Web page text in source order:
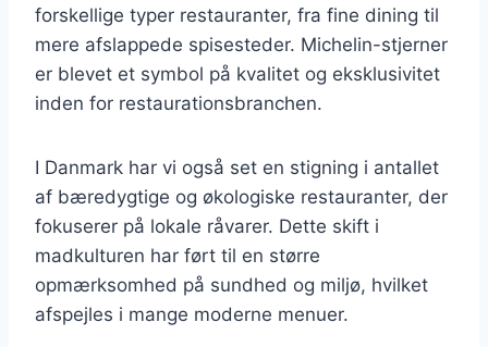
forskellige typer restauranter, fra fine dining til
mere afslappede spisesteder. Michelin-stjerner
er blevet et symbol på kvalitet og eksklusivitet
inden for restaurationsbranchen.
I Danmark har vi også set en stigning i antallet
af bæredygtige og økologiske restauranter, der
fokuserer på lokale råvarer. Dette skift i
madkulturen har ført til en større
opmærksomhed på sundhed og miljø, hvilket
afspejles i mange moderne menuer.